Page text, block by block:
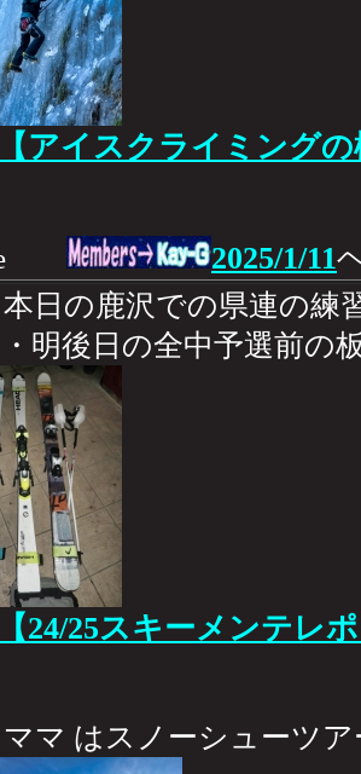
アイスクライミング
2025/1/11
本日の鹿沢での県連の練
明後日の全中予選前の
24/25スキーメンテレ
ママ はスノーシューツ